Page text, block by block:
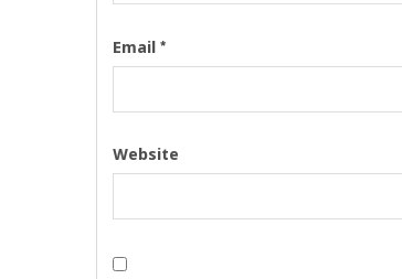
Email *
Website